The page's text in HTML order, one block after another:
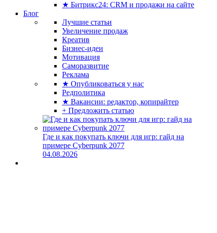
★ Битрикс24: CRM и продажи на сайте
Блог
Лучшие статьи
Увеличение продаж
Креатив
Бизнес-идеи
Мотивация
Саморазвитие
Реклама
★ Опубликоваться у нас
Редполитика
★ Вакансии: редактор, копирайтер
+ Предложить статью
Где и как покупать ключи для игр: гайд на
примере Cyberpunk 2077
04.08.2026